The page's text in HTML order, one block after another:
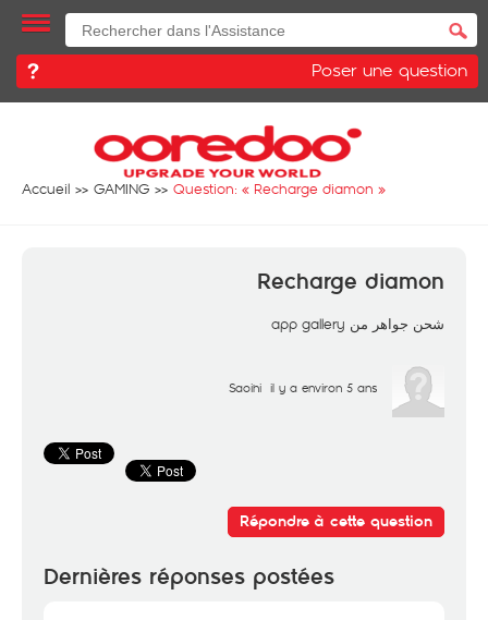
Poser une question
Accueil GAMING Question: « Recharge diamon »
Recharge diamon
شحن جواهر من app gallery
Saoihi il y a environ 5 ans
Répondre à cette question
Dernières réponses postées